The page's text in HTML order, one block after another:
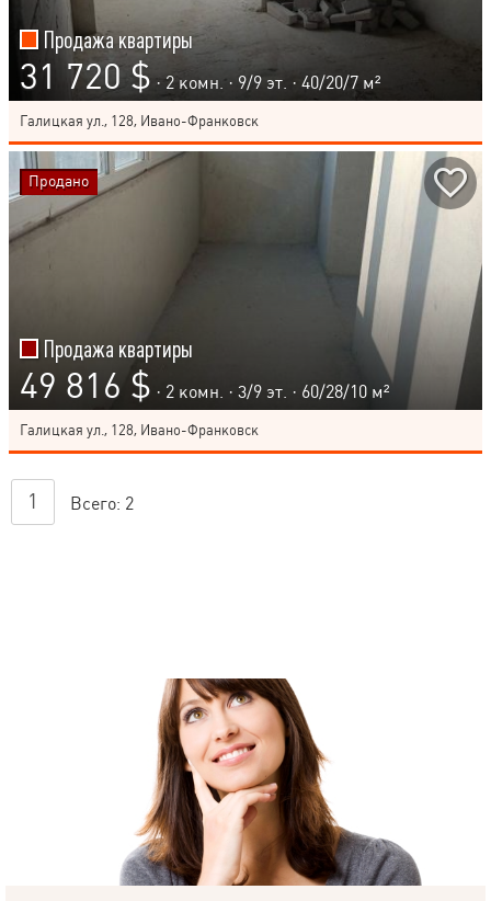
Продажа квартиры
31 720 $ · 2 комн. · 9/9 эт. · 40/20/7 м²
Галицкая ул., 128, Ивано-Франковск
Продажа квартиры
49 816 $ · 2 комн. · 3/9 эт. · 60/28/10 м²
Галицкая ул., 128, Ивано-Франковск
Продано
1 Всего: 2